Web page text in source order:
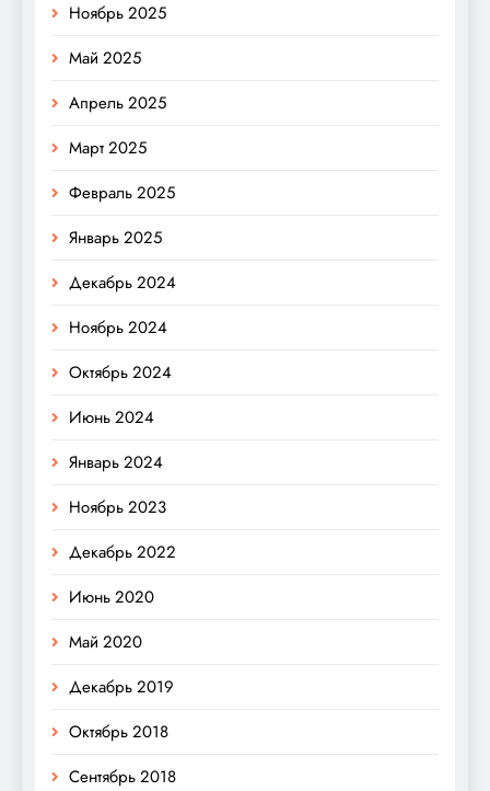
Ноябрь 2025
Май 2025
Апрель 2025
Март 2025
Февраль 2025
Январь 2025
Декабрь 2024
Ноябрь 2024
Октябрь 2024
Июнь 2024
Январь 2024
Ноябрь 2023
Декабрь 2022
Июнь 2020
Май 2020
Декабрь 2019
Октябрь 2018
Сентябрь 2018